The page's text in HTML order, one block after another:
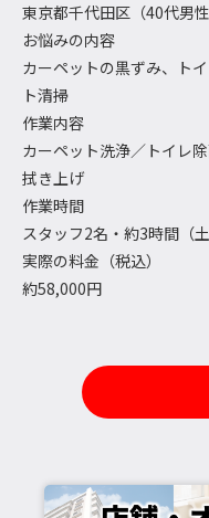
東京都千代田区（40代男性
お悩みの内容
カーペットの黒ずみ、ト
ト清掃
作業内容
カーペット洗浄／トイレ
拭き上げ
作業時間
スタッフ2名・約3時間（土
実際の料金（税込）
約58,000円